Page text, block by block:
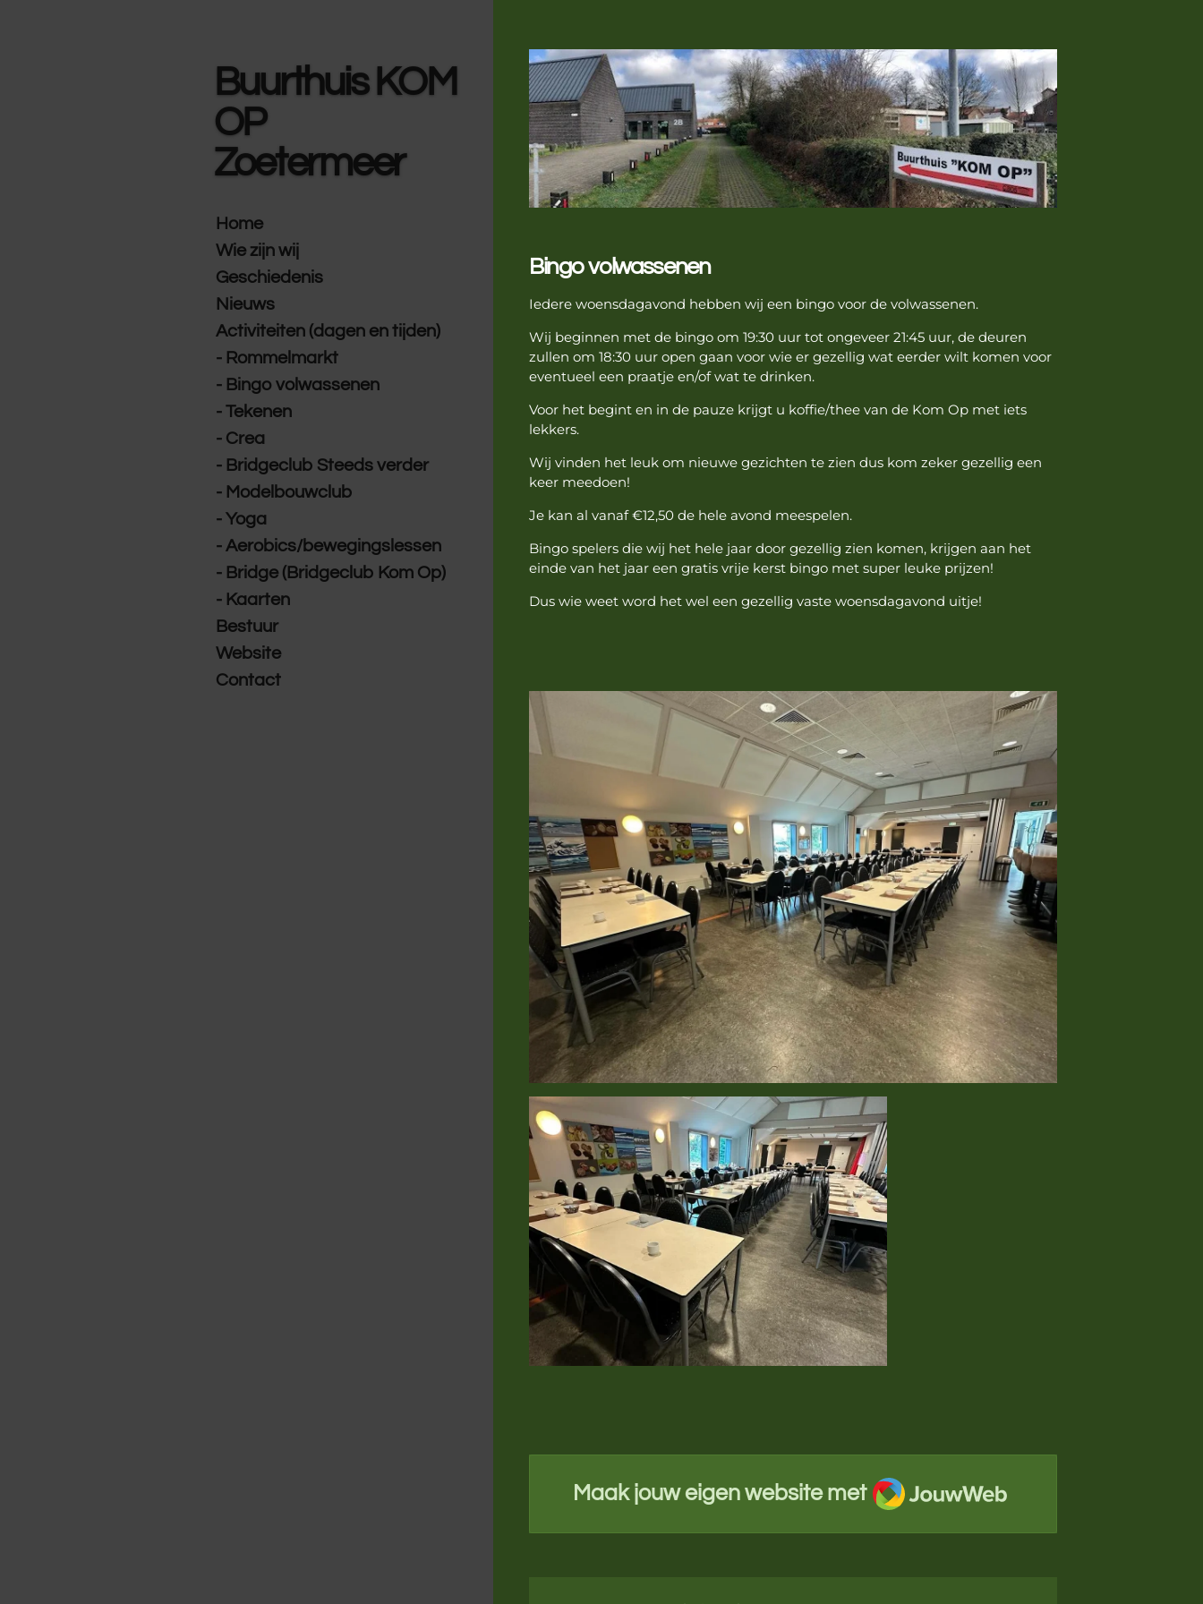
Bingo volwassenen
Iedere woensdagavond hebben wij een bingo voor de volwassenen.
Wij beginnen met de bingo om 19:30 uur tot ongeveer 21:45 uur, de deuren
zullen om 18:30 uur open gaan voor wie er gezellig wat eerder wilt komen voor
eventueel een praatje en/of wat te drinken.
Voor het begint en in de pauze krijgt u koffie/thee van de Kom Op met iets
lekkers.
Wij vinden het leuk om nieuwe gezichten te zien dus kom zeker gezellig een
keer meedoen!
Je kan al vanaf €12,50 de hele avond meespelen.
Bingo spelers die wij het hele jaar door gezellig zien komen, krijgen aan het
einde van het jaar een gratis vrije kerst bingo met super leuke prijzen!
Dus wie weet word het wel een gezellig vaste woensdagavond uitje!
Maak jouw eigen website met
JouwWeb
Buurthuis KOM
OP
Zoetermeer
Home
Wie zijn wij
Geschiedenis
Nieuws
Activiteiten (dagen en tijden)
- Rommelmarkt
- Bingo volwassenen
- Tekenen
- Crea
- Bridgeclub Steeds verder
- Modelbouwclub
- Yoga
- Aerobics/bewegingslessen
- Bridge (Bridgeclub Kom Op)
- Kaarten
Bestuur
Website
Contact